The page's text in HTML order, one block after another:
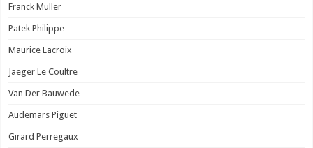
Franck Muller
Patek Philippe
Maurice Lacroix
Jaeger Le Coultre
Van Der Bauwede
Audemars Piguet
Girard Perregaux